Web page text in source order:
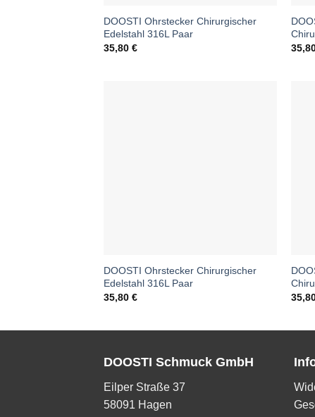
DOOSTI Ohrstecker Chirurgischer
Edelstahl 316L Paar
35,80 €
DOOSTI Ohrstecker Chirurgischer
Edelstahl 316L Paar
35,80 €
DOOSTI Schmuck GmbH
Eilper Straße 37
58091 Hagen